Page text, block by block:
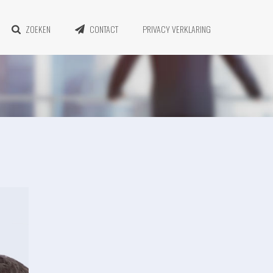
ZOEKEN CONTACT PRIVACY VERKLARING